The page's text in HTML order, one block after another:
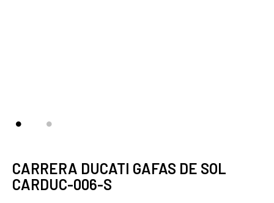
CARRERA DUCATI GAFAS DE SOL
CARDUC-006-S